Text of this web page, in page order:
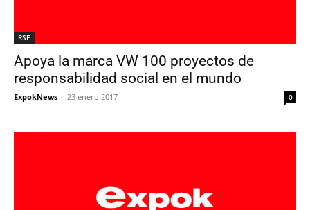
RSE
Apoya la marca VW 100 proyectos de
responsabilidad social en el mundo
ExpokNews - 23 enero 2017 0